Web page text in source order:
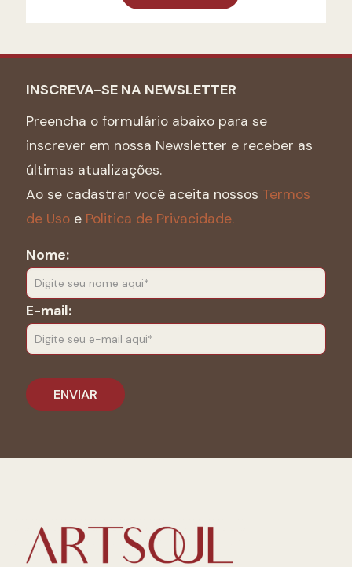
INSCREVA-SE NA NEWSLETTER
Preencha o formulário abaixo para se
inscrever em nossa Newsletter e receber as
últimas atualizações.
Ao se cadastrar você aceita nossos Termos
de Uso e Politica de Privacidade.
Nome:
E-mail: